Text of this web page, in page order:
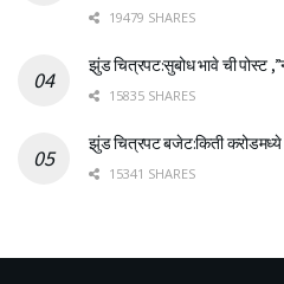
19479 SHARES
झुंड चित्रपट:सुबोध भावे ची पोस्ट
15835 SHARES
झुंड चित्रपट बजेट:किती
15341 SHARES